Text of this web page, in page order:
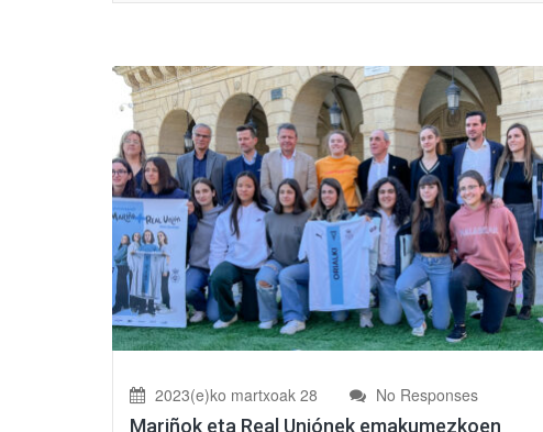
2023(e)ko martxoak 28 No Responses
Mariñok eta Real Uniónek emakumezkoen